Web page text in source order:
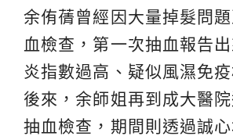
余侑蒨曾經因大量掉髮問
血檢查，第一次抽血報告
炎指數過高、疑似風濕免疫
後來，余師姐再到成大醫
抽血檢查，期間則透過誠